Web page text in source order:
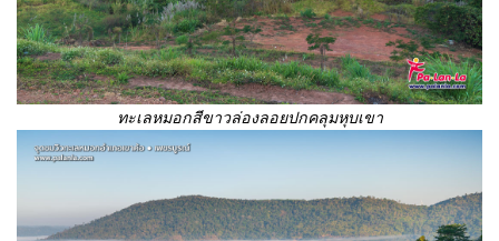
ทะเลหมอกสีขาวล่องลอยปกคลุมหุบเขา